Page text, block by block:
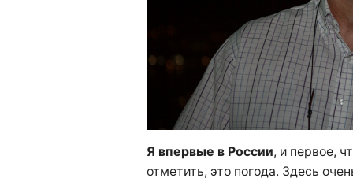
Я впервые в России, и первое,
отметить, это погода. Здесь